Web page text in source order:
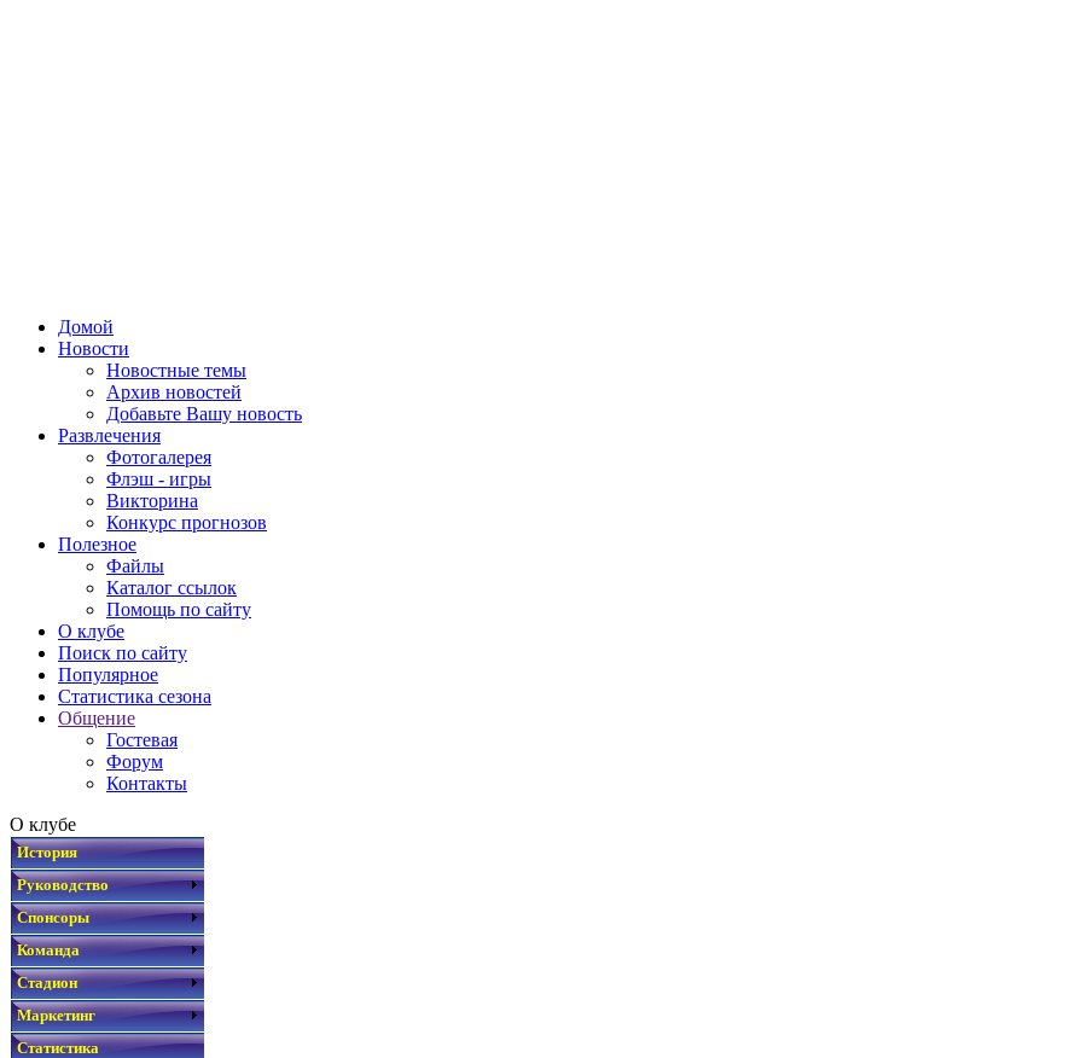
Домой
Новости
Новостные темы
Архив новостей
Добавьте Вашу новость
Развлечения
Фотогалерея
Флэш - игры
Викторина
Конкурс прогнозов
Полезное
Файлы
Каталог ссылок
Помощь по сайту
О клубе
Поиск по сайту
Популярное
Статистика сезона
Общение
Гостевая
Форум
Контакты
О клубе
История
Руководство
Спонсоры
Команда
Стадион
Маркетинг
Статистика